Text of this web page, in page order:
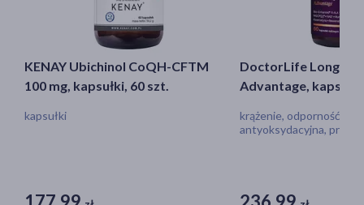
KENAY Ubichinol CoQH-CFTM
100 mg, kapsułki, 60 szt.
kapsułki
DoctorLife
Advantage,
krążenie, odporność,
antyoksydacyjna,